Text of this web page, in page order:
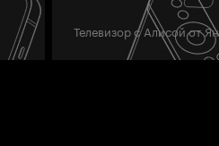
Телевизор с Алисой от